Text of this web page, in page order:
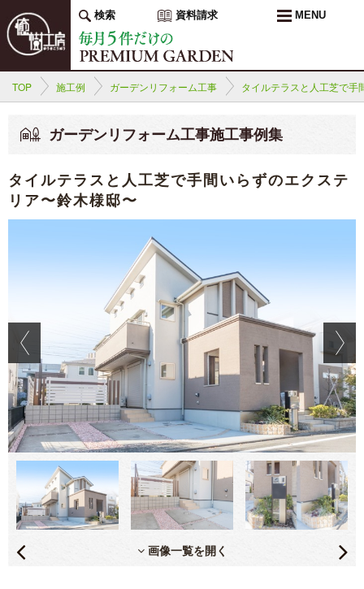
検索 資料請求 MENU
TOP 施工例 ガーデンリフォーム工事 タイルテラスと人工芝で手
ガーデンリフォーム工事施工事例集
タイルテラスと人工芝で手間いらずのエクステ
リア〜鈴木様邸〜
画像一覧を開く